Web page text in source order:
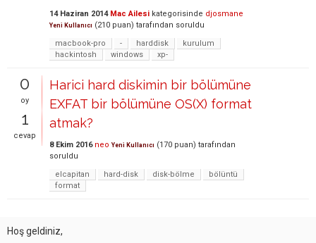
14 Haziran 2014 Mac Ailesi kategorisinde djosmane
Yeni Kullanıcı (210 puan) tarafından soruldu
macbook-pro
- harddisk
kurulum
hackintosh
windows xp-
0
oy
1
cevap
Harici hard diskimin bir bölümüne
EXFAT bir bölümüne OS(X) format
atmak?
8 Ekim 2016 neo Yeni Kullanıcı (170 puan) tarafından
soruldu
elcapitan
hard-disk disk-bölme
bölüntü
format
Hoş geldiniz,